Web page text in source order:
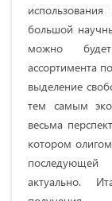
большой
можно
ассортимента
выделение
тем самым
весьма
котором
актуально.